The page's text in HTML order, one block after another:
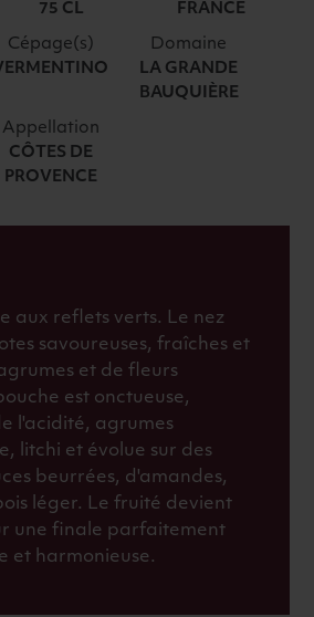
PROVENCE
LA
GRANDE
BAUQUIERE
BIO
2025
75 CL FRANCE
Cépage(s) Domaine
LA GRANDE
BAUQUIÈRE
Appellation
CÔTES DE
PROVENCE
aux reflets verts. Le nez
savoureuses, fraîches et
et de fleurs
est onctueuse,
l'acidité, agrumes
litchi et évolue sur des
beurrées, d'amandes,
léger. Le fruité devient
une finale parfaitement
et harmonieuse.